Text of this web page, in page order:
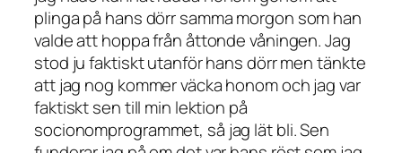
plinga på hans dörr samma morgon som han
valde att hoppa från åttonde våningen. Jag
stod ju faktiskt utanför hans dörr men tänkte
att jag nog kommer väcka honom och jag var
faktiskt sen till min lektion på
socionomprogrammet, så jag lät bli. Sen